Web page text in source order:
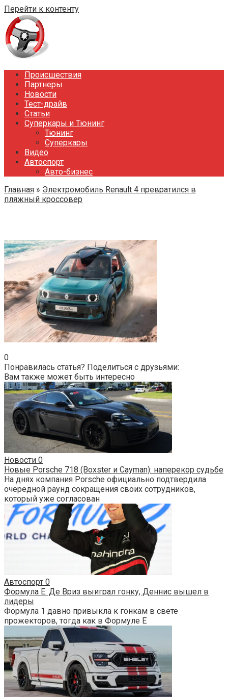
Перейти к контенту
Происшествия
Партнеры
Новости
Тест-драйв
Статьи
Суперкары и Тюнинг
Тюнинг
Суперкары
Видео
Автоспорт
Авто-бизнес
Главная » Электромобиль Renault 4 превратился в
пляжный кроссовер
0
Понравилась статья? Поделиться с друзьями:
Вам также может быть интересно
Новости 0
Новые Porsche 718 (Boxster и Cayman): наперекор судьбе
На днях компания Porsche официально подтвердила
очередной раунд сокращения своих сотрудников,
который уже согласован
Автоспорт 0
Формула E: Де Вриз выиграл гонку, Деннис вышел в
лидеры
Формула 1 давно привыкла к гонкам в свете
прожекторов, тогда как в Формуле E